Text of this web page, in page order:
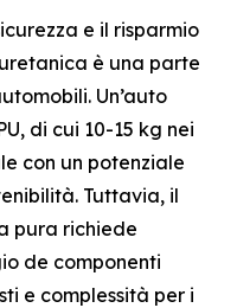
e il risparmio
è una parte
Un’auto
di cui 10-15 kg nei
con un potenziale
Tuttavia, il
pura richiede
de componenti
e complessità per i